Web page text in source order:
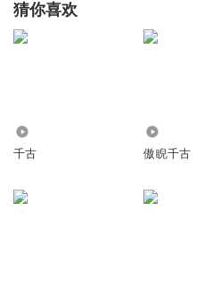
猜你喜欢
千古 傲睨千古